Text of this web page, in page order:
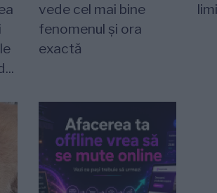
vede cel mai bine
fenomenul și ora
exactă